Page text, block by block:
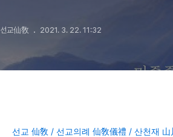
선교仙敎 2021. 3. 22. 11:32
선교 仙敎 / 선교의례 仙敎儀禮 / 산천재 山